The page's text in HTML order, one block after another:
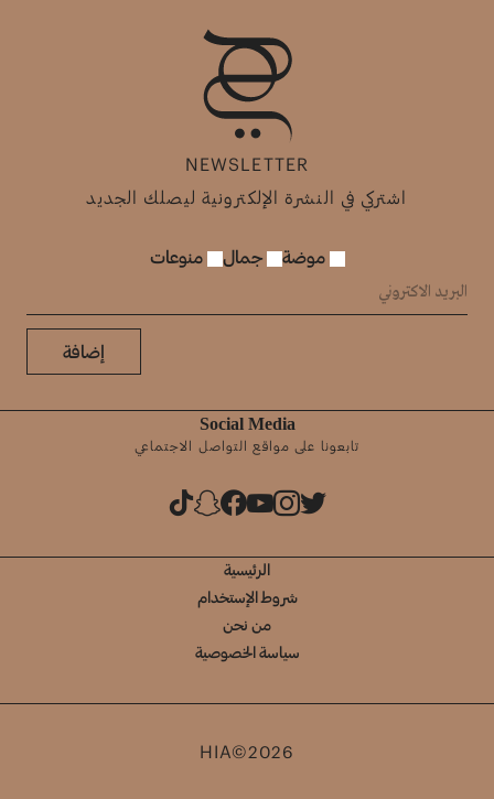
NEWSLETTER
اشتركي في النشرة الإلكترونية ليصلك الجديد
موضة جمال منوعات
إضافة
Social Media
تابعونا على مواقع التواصل الاجتماعي
الرئيسية
شروط الإستخدام
من نحن
سياسة الخصوصية
HIA©2026